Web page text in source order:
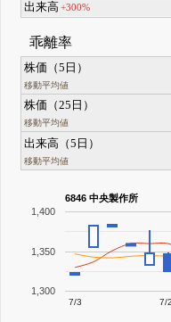
出来高 +300%
乖離率
株価（5日）
移動平均値
株価（25日）
移動平均値
出来高（5日）
移動平均値
6846 中央製作所
7/3 7/
1,300
1,350
1,400